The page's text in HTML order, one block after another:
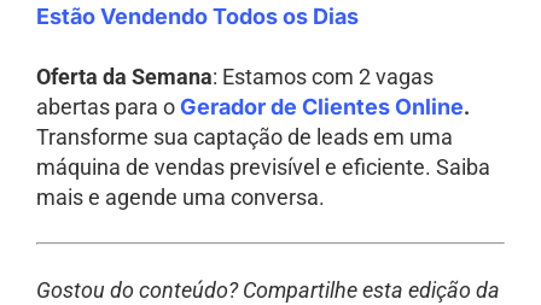
Estão Vendendo Todos os Dias
Oferta da Semana: Estamos com 2 vagas
abertas para oGerador de Clientes Online.
Transforme sua captação de leads em uma
máquina de vendas previsível e eficiente. Saiba
mais e agende uma conversa.
Gostou do conteúdo? Compartilhe esta edição da